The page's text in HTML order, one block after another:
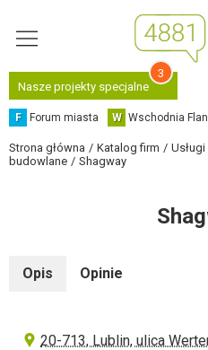
Nasze projekty specjalne
3
F Forum miasta W Wschodnia
Strona główna Katalog firm
budowlane
Shagway
Opis Opinie
20-713, Lublin, ulica